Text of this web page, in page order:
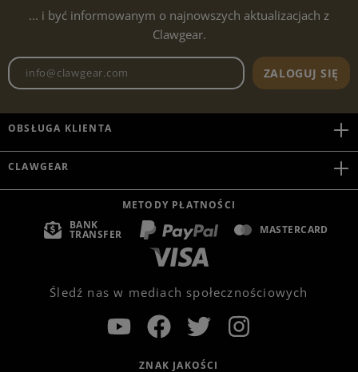
... i być informowanym o najnowszych aktualizacjach z
Clawgear.
Adres e-mailowy biuletynu
ZALOGUJ SIĘ
OBSŁUGA KLIENTA
CLAWGEAR
METODY PŁATNOŚCI
BANK
TRANSFER MASTERCARD
Śledź nas w mediach społecznościowych
ZNAK JAKOŚCI